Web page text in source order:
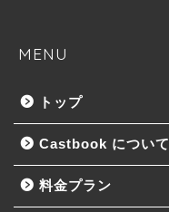
MENU
トップ
Castbook について
料金プラン